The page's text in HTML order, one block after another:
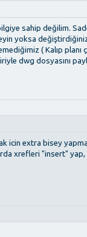
sahip değilim.
yoksa
( Kalıp planı
dwg dosyasını
icin extra bisey
xrefleri "insert"